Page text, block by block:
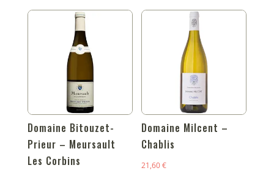
Domaine Bitouzet-
Prieur – Meursault
Les Corbins
Domaine Milcent –
Chablis
21,60€